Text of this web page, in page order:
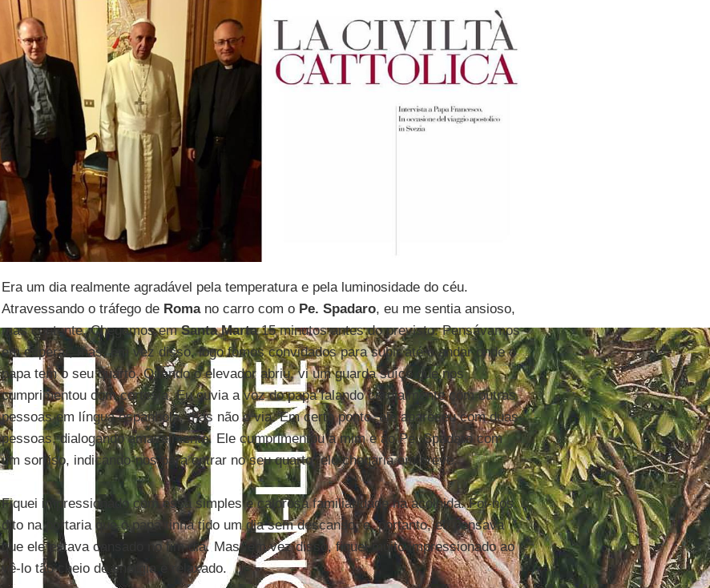
Era um dia realmente agradável pela temperatura e pela luminosidade do céu.
Atravessando o tráfego de Romano carro com o Pe. Spadaro, eu me sentia ansioso,
mas contente. Chegamos emSanta Marta15 minutos antes do previsto. Pensávamos
em esperar, mas, em vez disso, logo fomos convidados para subir até o andar onde o
papa tem o seu quarto. Quando o elevador abriu, vi um guarda suíço que nos
cumprimentou com cortesia. Eu ouvia a voz do papa falando cordialmente com outras
pessoas em língua espanhola, mas não o via. Em certo ponto, ele apareceu com duas
pessoas, dialogando amavelmente. Ele cumprimentou a mim e ao Pe. Spadaro com
um sorriso, indicando-nos para entrar no seu quarto: ele chegaria em breve.
Fiquei impressionado com essa simples e calorosa familiaridade na acolhida. Foi-nos
dito na portaria que o papa tinha tido um dia sem descanso, e, portanto, eu pensava
que ele estava cansado no fim dia. Mas, em vez disso, fiquei muito impressionado ao
vê-lo tão cheio de energia e relaxado.